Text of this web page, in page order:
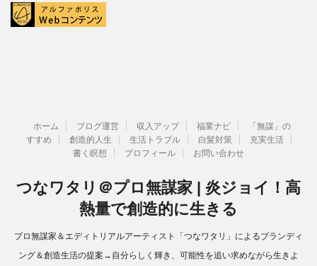
ホーム ブログ運営 収入アップ 福業ナビ
「無謀」の
すすめ
創造的人生 生活トラブル 白髪対策
充実生活
書く瞑想
プロフィール お問い合わせ
つなワタリ＠プロ無謀家 | 炎ジョイ！高
熱量で創造的に生きる
プロ無謀家＆エディトリアルアーティスト「つなワタリ」によるブランディ
ング＆創造生活の提案→自分らしく輝き、可能性を追い求めながら生きよ